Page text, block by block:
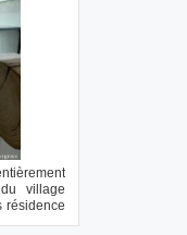
village
résidence